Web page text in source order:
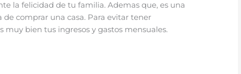
la felicidad de tu familia. Ademas que, es una
comprar una casa. Para evitar tener
muy bien tus ingresos y gastos mensuales.